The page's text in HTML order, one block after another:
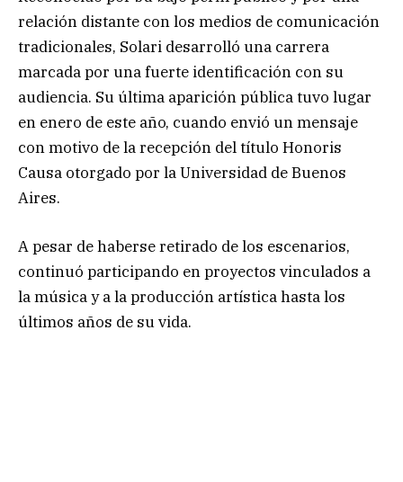
relación distante con los medios de comunicación
tradicionales, Solari desarrolló una carrera
marcada por una fuerte identificación con su
audiencia. Su última aparición pública tuvo lugar
en enero de este año, cuando envió un mensaje
con motivo de la recepción del título Honoris
Causa otorgado por la Universidad de Buenos
Aires.
A pesar de haberse retirado de los escenarios,
continuó participando en proyectos vinculados a
la música y a la producción artística hasta los
últimos años de su vida.